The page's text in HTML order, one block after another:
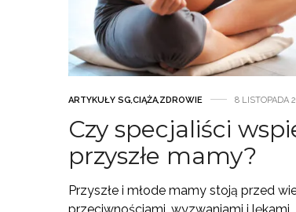
ARTYKUŁY SG,CIĄŻA,ZDROWIE 8 LISTOPADA
Czy specjaliści
przyszłe mamy?
Przyszłe i młode mamy stoją przed